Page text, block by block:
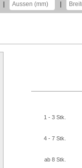
1 - 3 Stk.
4 - 7 Stk.
ab 8 Stk.